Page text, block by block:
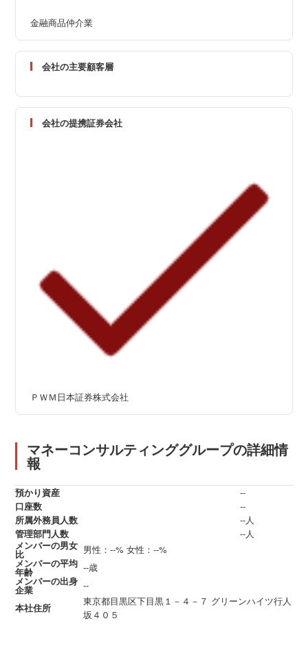
金融商品仲介業
会社の主要顧客層
会社の提携証券会社
ＰＷＭ日本証券株式会社
マネーコンサルティンググループの詳細情
報
預かり資産
--
口座数
--
所属外務員人数
--人
管理部門人数
--人
メンバーの男女
比 男性：--% 女性：--%
メンバーの平均
年齢
--歳
メンバーの出身
企業
--
本社住所
東京都目黒区下目黒１－４－７ グリーンハイツ行人
坂４０５